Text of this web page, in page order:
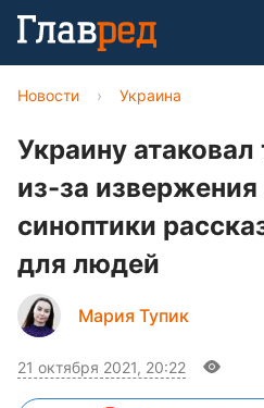
Новости › Украина
Украину атаковал
из-за извержения
синоптики
для людей
Мария Тупик
21 октября 2021, 20:22